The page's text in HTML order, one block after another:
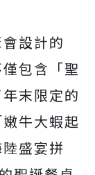
設計的
包含「聖
末限定的
牛大蝦起
盛宴拼